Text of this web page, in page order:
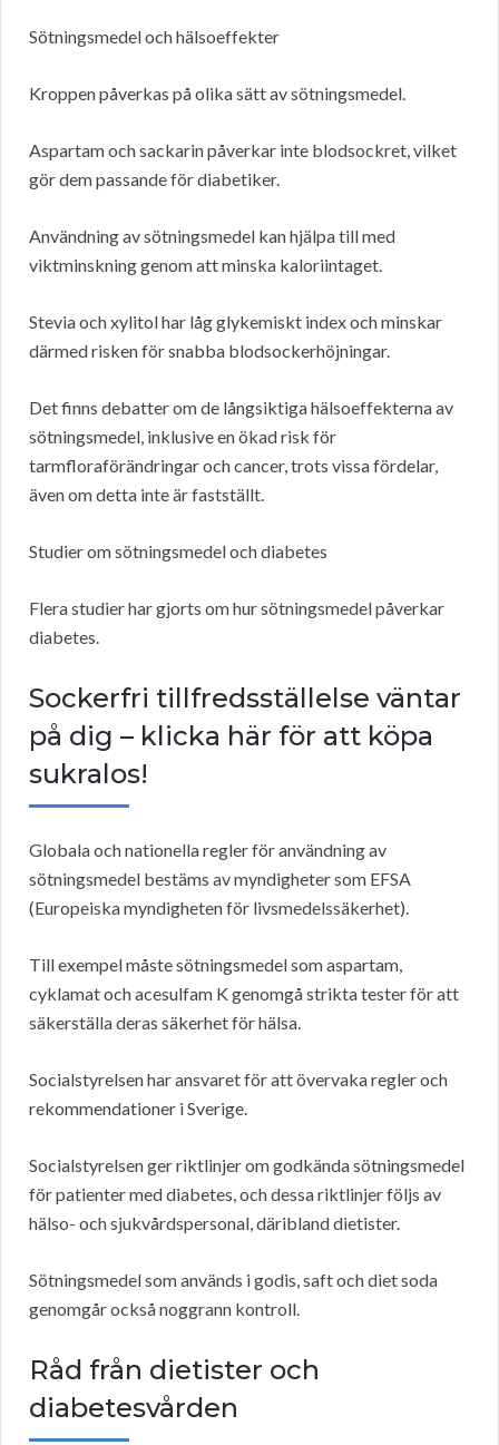
Sötningsmedel och hälsoeffekter
Kroppen påverkas på olika sätt av sötningsmedel.
Aspartam och sackarin påverkar inte blodsockret, vilket
gör dem passande för diabetiker.
Användning av sötningsmedel kan hjälpa till med
viktminskning genom att minska kaloriintaget.
Stevia och xylitol har låg glykemiskt index och minskar
därmed risken för snabba blodsockerhöjningar.
Det finns debatter om de långsiktiga hälsoeffekterna av
sötningsmedel, inklusive en ökad risk för
tarmfloraförändringar och cancer, trots vissa fördelar,
även om detta inte är fastställt.
Studier om sötningsmedel och diabetes
Flera studier har gjorts om hur sötningsmedel påverkar
diabetes.
Sockerfri tillfredsställelse väntar
på dig – klicka här för att köpa
sukralos!
Globala och nationella regler för användning av
sötningsmedel bestäms av myndigheter som EFSA
(Europeiska myndigheten för livsmedelssäkerhet).
Till exempel måste sötningsmedel som aspartam,
cyklamat och acesulfam K genomgå strikta tester för att
säkerställa deras säkerhet för hälsa.
Socialstyrelsen har ansvaret för att övervaka regler och
rekommendationer i Sverige.
Socialstyrelsen ger riktlinjer om godkända sötningsmedel
för patienter med diabetes, och dessa riktlinjer följs av
hälso- och sjukvårdspersonal, däribland dietister.
Sötningsmedel som används i godis, saft och diet soda
genomgår också noggrann kontroll.
Råd från dietister och
diabetesvården